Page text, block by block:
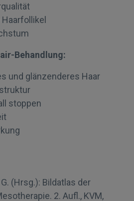
Behandlung:
und glänzenderes Haar
stoppen
(Hrsg.): Bildatlas der
2. Aufl., KVM,